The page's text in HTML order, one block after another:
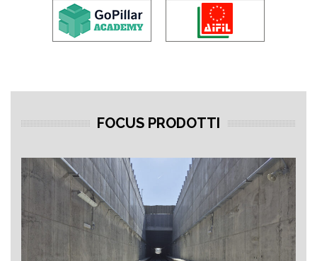
FOCUS PRODOTTI